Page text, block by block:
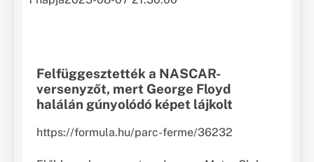
Felfüggesztették a NASCAR-
versenyzőt, mert George Floyd
halálán gúnyolódó képet lájkolt
https://formula.hu/parc-ferme/36232